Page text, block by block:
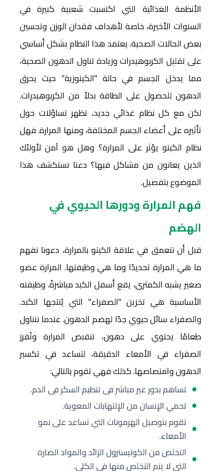
الأنظمة الغذائية التي اكتسبت شعبية كبيرة في
السنوات الأخيرة، خاصة لأهداف فقدان الوزن وتحسين
بعض الحالات الصحية. يعتمد هذا النظام بشكل أساسي
على تقليل الكربوهيدرات وزيادة تناول الدهون الصحية،
مما يدخل الجسم في حالة "الكيتوزية" حيث يحرق
الدهون للحصول على الطاقة بدلاً من الكربوهيدرات.
لكن مع كل نظام غذائي جديد، تظهر تساؤلات حول
تأثيره على أعضاء الجسم المختلفة، ومنها المرارة. فهل
نظام الكيتو يؤثر على المرارة؟ وهل هو آمن لأولئك
الذين يعانون من مشاكل فيها؟ دعنا نستكشف هذا
الموضوع بتفصيل.
فهم المرارة ودورها الحيوي في
الهضم
قبل أن نتعمق في علاقة الكيتو بالمرارة، دعونا نفهم
ما هي المرارة تحديدًا وما هي وظيفتها. المرارة عضو
صغير يشبه الكمثرى، يقع أسفل الكبد مباشرةً. وظيفته
الأساسية هي تخزين "الصفراء" التي يُنتجها الكبد.
والصفراء سائل حيوي جدًا لهضم الدهون. عندما نتناول
طعامًا يحتوي على دهون، تنقبض المرارة وتُفرز
الصفراء في الأمعاء الدقيقة، لتساعد في تكسير
الدهون وامتصاصها. كذلك فهي تقوم بالتالي:
تساهم بدور غير مباشر فى تنظيم السكر فى الدم.
تحمي الإنسان من الإلتهابات المعوية.
تقوم بتوصيل الهرمونات التي تساعد على نمو
الأمعاء.
التخلص من الكوليسترول الزائد والمواد الضارة
التي لا يتم التخلص منها فى الكلى.